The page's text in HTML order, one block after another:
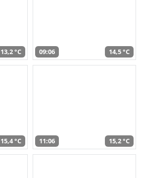
13,2 °C 09:06 14,5 °C
15,4 °C 11:06 15,2 °C